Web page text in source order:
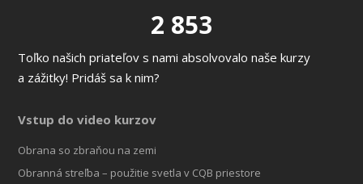
2 853
Toľko našich priateľov s nami absolvovalo naše kurzy
a zážitky! Pridáš sa k nim?
Vstup do video kurzov
Obrana so zbraňou na zemi
Obranná streľba – použitie svetla v CQB priestore